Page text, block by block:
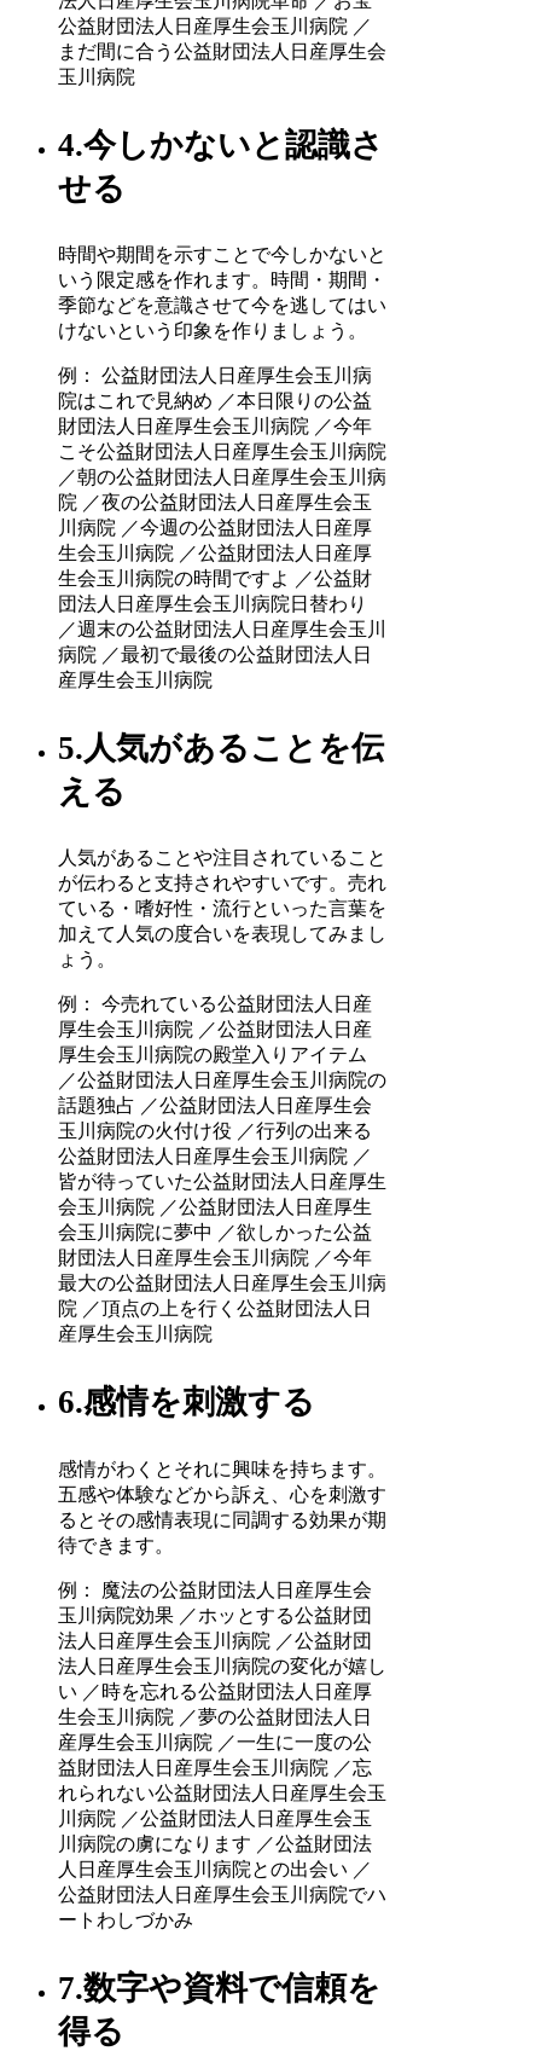
公益財団法人日産厚生会玉川病院 ／
まだ間に合う公益財団法人日産厚生会
玉川病院
4.今しかないと認識さ
せる
時間や期間を示すことで今しかないと
いう限定感を作れます。時間・期間・
季節などを意識させて今を逃してはい
けないという印象を作りましょう。
例： 公益財団法人日産厚生会玉川病
院はこれで見納め ／本日限りの公益
財団法人日産厚生会玉川病院 ／今年
こそ公益財団法人日産厚生会玉川病院
／朝の公益財団法人日産厚生会玉川病
院 ／夜の公益財団法人日産厚生会玉
川病院 ／今週の公益財団法人日産厚
生会玉川病院 ／公益財団法人日産厚
生会玉川病院の時間ですよ ／公益財
団法人日産厚生会玉川病院日替わり
／週末の公益財団法人日産厚生会玉川
病院 ／最初で最後の公益財団法人日
産厚生会玉川病院
5.人気があることを伝
える
人気があることや注目されていること
が伝わると支持されやすいです。売れ
ている・嗜好性・流行といった言葉を
加えて人気の度合いを表現してみまし
ょう。
例： 今売れている公益財団法人日産
厚生会玉川病院 ／公益財団法人日産
厚生会玉川病院の殿堂入りアイテム
／公益財団法人日産厚生会玉川病院の
話題独占 ／公益財団法人日産厚生会
玉川病院の火付け役 ／行列の出来る
公益財団法人日産厚生会玉川病院 ／
皆が待っていた公益財団法人日産厚生
会玉川病院 ／公益財団法人日産厚生
会玉川病院に夢中 ／欲しかった公益
財団法人日産厚生会玉川病院 ／今年
最大の公益財団法人日産厚生会玉川病
院 ／頂点の上を行く公益財団法人日
産厚生会玉川病院
6.感情を刺激する
感情がわくとそれに興味を持ちます。
五感や体験などから訴え、心を刺激す
るとその感情表現に同調する効果が期
待できます。
例： 魔法の公益財団法人日産厚生会
玉川病院効果 ／ホッとする公益財団
法人日産厚生会玉川病院 ／公益財団
法人日産厚生会玉川病院の変化が嬉し
い ／時を忘れる公益財団法人日産厚
生会玉川病院 ／夢の公益財団法人日
産厚生会玉川病院 ／一生に一度の公
益財団法人日産厚生会玉川病院 ／忘
れられない公益財団法人日産厚生会玉
川病院 ／公益財団法人日産厚生会玉
川病院の虜になります ／公益財団法
人日産厚生会玉川病院との出会い ／
公益財団法人日産厚生会玉川病院でハ
ートわしづかみ
7.数字や資料で信頼を
得る